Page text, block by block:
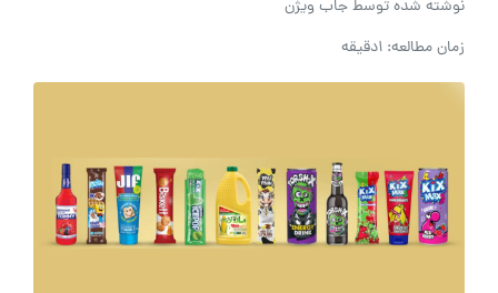
نوشته شده توسطجاب ویژن
زمان مطالعه: 1دقیقه